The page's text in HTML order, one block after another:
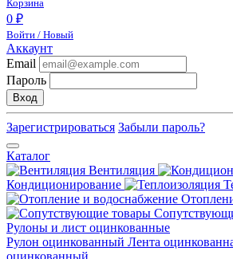
Корзина
0 ₽
Войти / Новый
Аккаунт
Email
Пароль
Вход
Зарегистрироваться Забыли пароль?
Каталог
Вентиляция
Кондиционирование
Рулоны и лист оцинкованные
Рулон оцинкованный Лента
оцинкованный